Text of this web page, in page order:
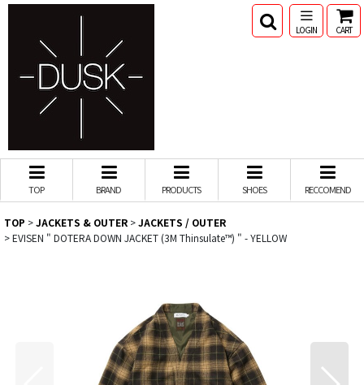
LOGIN CART
TOP BRAND PRODUCTS SHOES RECCOMEND
TOP >JACKETS & OUTER >JACKETS / OUTER
>EVISEN " DOTERA DOWN JACKET (3M Thinsulate™︎) " - YELLOW